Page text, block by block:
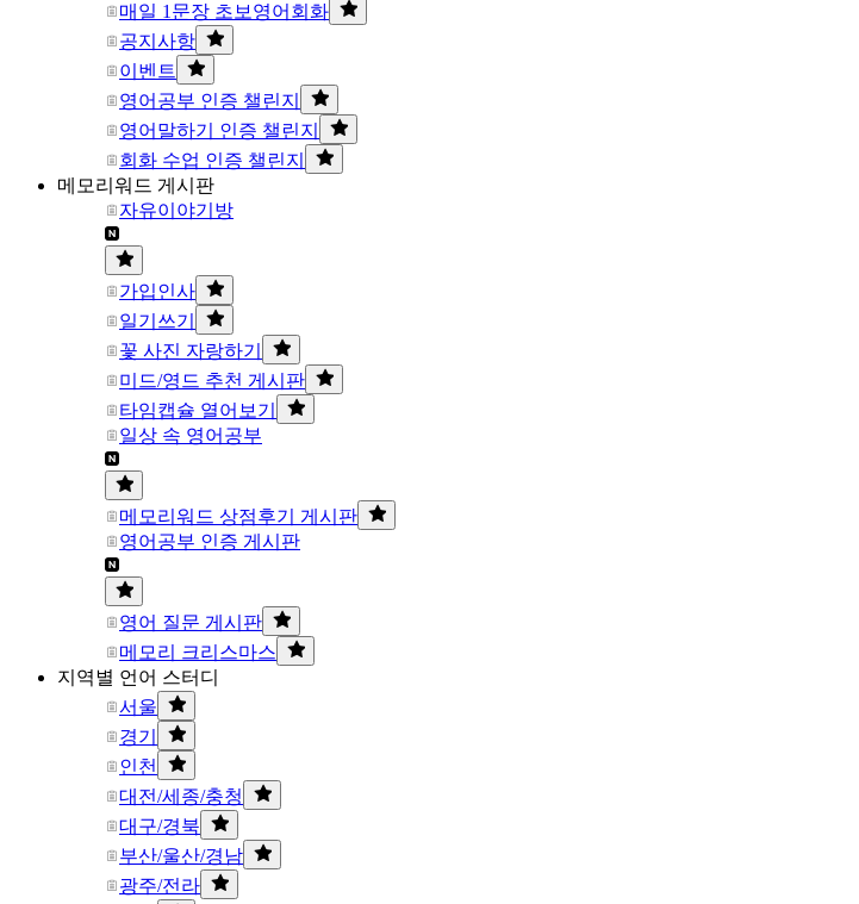
매일 1문장 초보영어회화
공지사항
이벤트
영어공부 인증 챌린지
영어말하기 인증 챌린지
회화 수업 인증 챌린지
메모리워드 게시판
자유이야기방
가입인사
일기쓰기
꽃 사진 자랑하기
미드/영드 추천 게시판
타임캡슐 열어보기
일상 속 영어공부
메모리워드 상점후기 게시판
영어공부 인증 게시판
영어 질문 게시판
메모리 크리스마스
지역별 언어 스터디
서울
경기
인천
대전/세종/충청
대구/경북
부산/울산/경남
광주/전라